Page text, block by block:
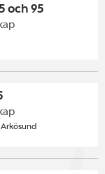
och 95